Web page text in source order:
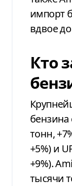
импорт
вдвое
Кто
бензина
тонн,
+5%) и
+9%).
тысячи